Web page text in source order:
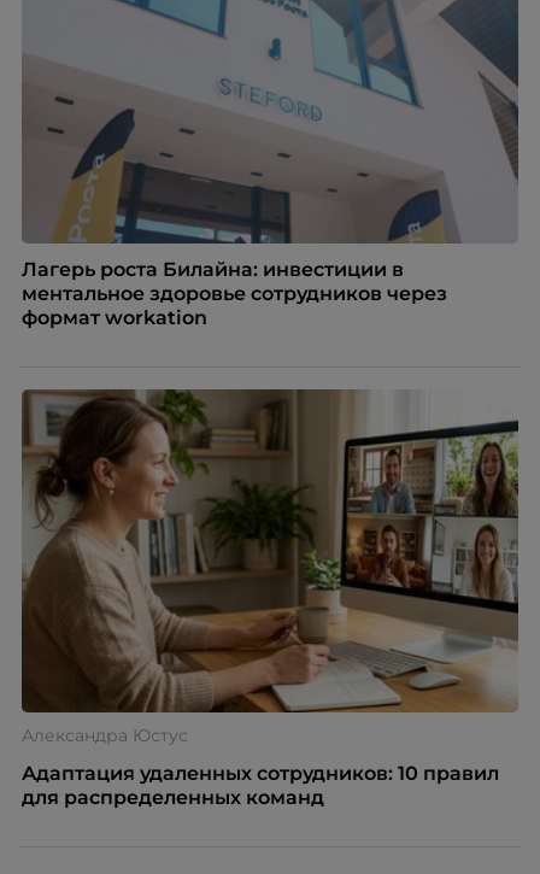
Лагерь роста Билайна: инвестиции в
ментальное здоровье сотрудников через
формат workation
Александра Юстус
Адаптация удаленных сотрудников: 10 правил
для распределенных команд